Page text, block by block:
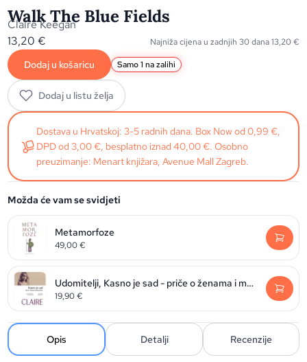
Walk The Blue Fields
Claire Keegan
13,20€ Najniža cijena u zadnjih 30 dana13,20€
Dodaj u košaricu Samo 1 na zalihi
Dodaj u listu želja
Dostava u Hrvatskoj: 3-5 radnih dana. Box Now od 0,99 €,
DPD od 3,00 €, besplatno iznad 40,00 €. Osobno
preuzimanje: Menart knjižara, Avenue Mall Zagreb.
Možda će vam se svidjeti
Metamorfoze
49,00€
Udomitelji, Kasno je sad - priče o ženama i muškarcima
19,90€
Opis Detalji Recenzije